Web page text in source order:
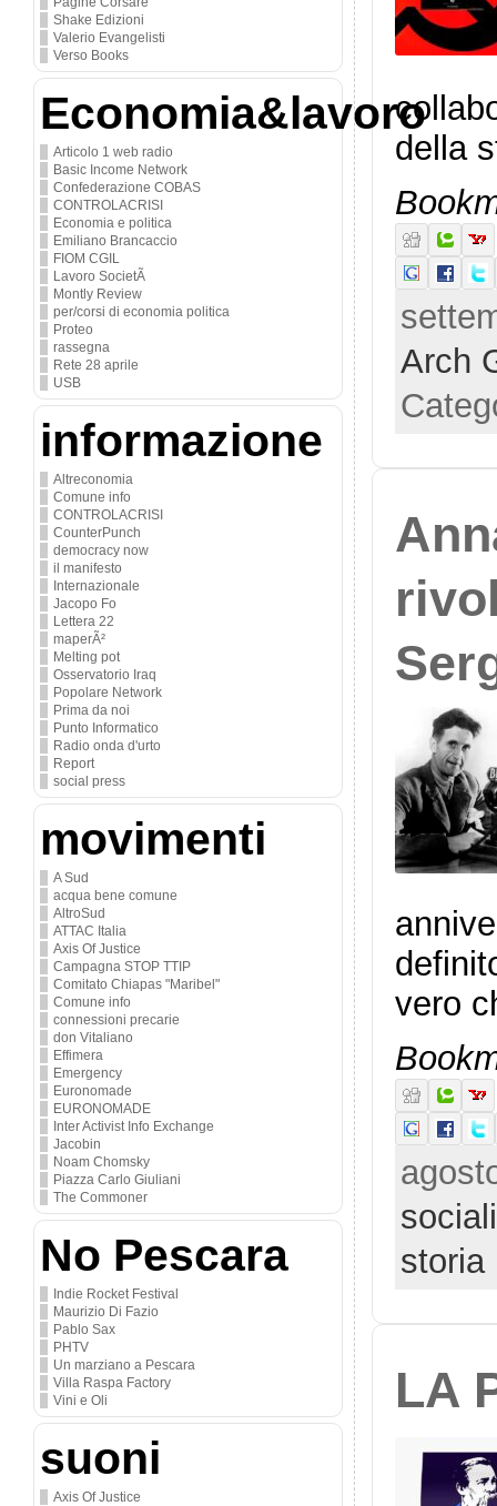
Shake Edizioni
Valerio Evangelisti
Verso Books
Economia&lavoro
Articolo 1 web radio
Basic Income Network
Confederazione COBAS
CONTROLACRISI
Economia e politica
Emiliano Brancaccio
FIOM CGIL
Lavoro SocietÃ
Montly Review
per/corsi di economia politica
Proteo
rassegna
Rete 28 aprile
USB
informazione
Altreconomia
Comune info
CONTROLACRISI
CounterPunch
democracy now
il manifesto
Internazionale
Jacopo Fo
Lettera 22
maperÃ²
Melting pot
Osservatorio Iraq
Popolare Network
Prima da noi
Punto Informatico
Radio onda d'urto
Report
social press
movimenti
A Sud
acqua bene comune
AltroSud
ATTAC Italia
Axis Of Justice
Campagna STOP TTIP
Comitato Chiapas "Maribel"
Comune info
connessioni precarie
don Vitaliano
Effimera
Emergency
Euronomade
EURONOMADE
Inter Activist Info Exchange
Jacobin
Noam Chomsky
Piazza Carlo Giuliani
The Commoner
No Pescara
Indie Rocket Festival
Maurizio Di Fazio
Pablo Sax
PHTV
Un marziano a Pescara
Villa Raspa Factory
Vini e Oli
suoni
Axis Of Justice
della
Arch
vero
storia
LA